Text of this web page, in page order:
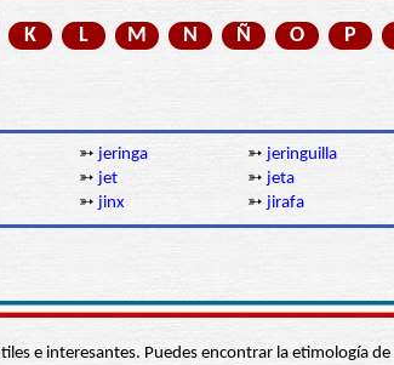
K L M N Ñ O P
➳ jeringa ➳ jeringuilla
➳ jet ➳ jeta
➳ jinx ➳ jirafa
e interesantes. Puedes encontrar la etimología